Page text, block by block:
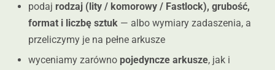
podaj rodzaj (lity / komorowy / Fastlock), grubość,
format i liczbę sztuk — albo wymiary zadaszenia, a
przeliczymy je na pełne arkusze
wyceniamy zarówno pojedyncze arkusze, jak i